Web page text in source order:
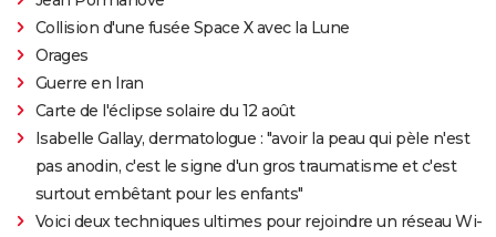
Collision d'une fusée Space X avec la Lune
Orages
Guerre en Iran
Carte de l'éclipse solaire du 12 août
Isabelle Gallay, dermatologue : "avoir la peau qui pèle n'est
pas anodin, c'est le signe d'un gros traumatisme et c'est
surtout embêtant pour les enfants"
Voici deux techniques ultimes pour rejoindre un réseau Wi-